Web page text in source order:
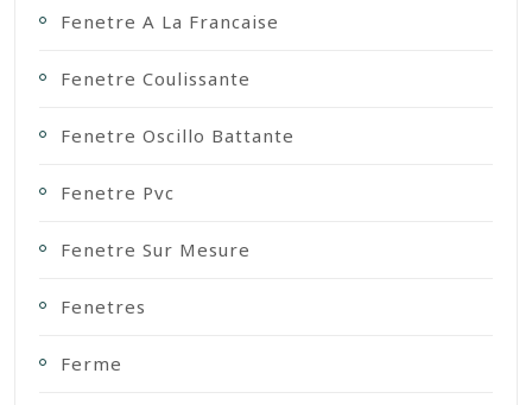
Fenetre A La Francaise
Fenetre Coulissante
Fenetre Oscillo Battante
Fenetre Pvc
Fenetre Sur Mesure
Fenetres
Ferme